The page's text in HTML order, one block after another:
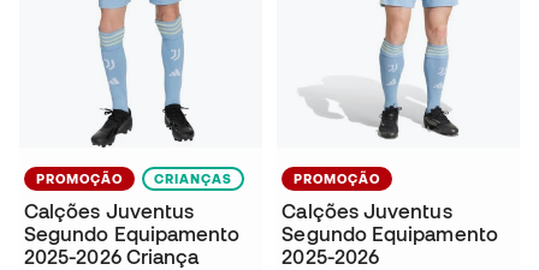
PROMOÇÃO CRIANÇAS
Calções Juventus
Segundo Equipamento
2025-2026 Criança
PROMOÇÃO
Calções Juventus
Segundo Equipamento
2025-2026